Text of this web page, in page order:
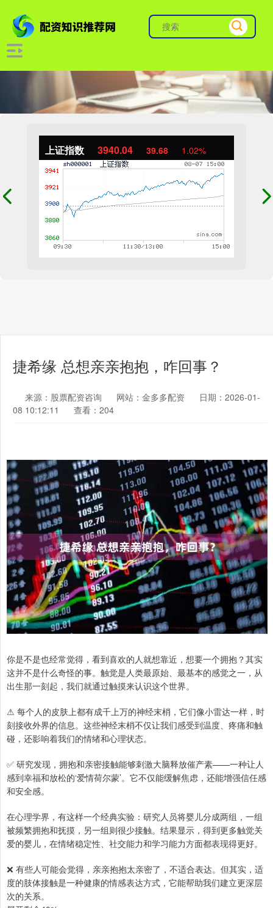
上证指数 3940.04 39.68 1.02%
捷希缘 总想亲亲抱抱，咋回事？
来源：股票配资咨询 网站：金多多配资
日期：2026-01-
08 10:12:11
查看：204
你是不是也经常觉得，看到喜欢的人就想靠近，想要一个拥抱？其实
这并不是什么奇怪的事。触觉是人类最原始、最基本的感觉之一，从
出生那一刻起，我们就通过触摸来认识这个世界。
⚠ 每个人的皮肤上都有成千上万的神经末梢，它们像小雷达一样，时
刻接收外界的信息。这些神经末梢不仅让我们感受到温度、疼痛和触
碰，还影响着我们的情绪和心理状态。
✅ 研究发现，拥抱和亲密接触能够刺激大脑释放催产素——一种让人
感到幸福和放松的‘爱情荷尔蒙’。它不仅能缓解焦虑，还能增强信任感
和安全感。
在心理学界，有这样一个经典实验：研究人员将婴儿分成两组，一组
被频繁拥抱和抚摸，另一组则很少接触。结果显示，得到更多触觉关
爱的婴儿，在情绪稳定性、社交能力和学习能力方面都表现得更好。
❌ 有些人可能会觉得，亲亲抱抱太亲密了，不适合表达。但其实，适
度的肢体接触是一种健康的情感表达方式，它能帮助我们建立更深层
次的关系。